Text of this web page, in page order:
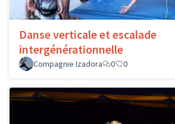
Danse verticale et escalade
intergénérationnelle
Compagnie Izadora
0 0